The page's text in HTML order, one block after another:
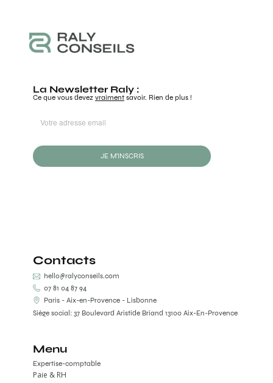
La Newsletter Raly :
Ce que vous devez vraiment savoir. Rien de plus !
JE M'INSCRIS
Contacts
hello@ralyconseils.com
07 81 04 87 94
Paris - Aix-en-Provence - Lisbonne
Siège social: 37 Boulevard Aristide Briand 13100 Aix-En-Provence
Menu
Expertise-comptable
Paie & RH